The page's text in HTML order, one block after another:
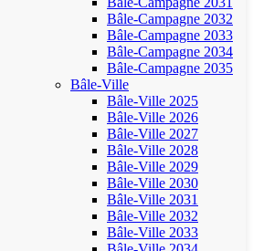
Bâle-Campagne 2032
Bâle-Campagne 2033
Bâle-Campagne 2034
Bâle-Campagne 2035
Bâle-Ville
Bâle-Ville 2025
Bâle-Ville 2026
Bâle-Ville 2027
Bâle-Ville 2028
Bâle-Ville 2029
Bâle-Ville 2030
Bâle-Ville 2031
Bâle-Ville 2032
Bâle-Ville 2033